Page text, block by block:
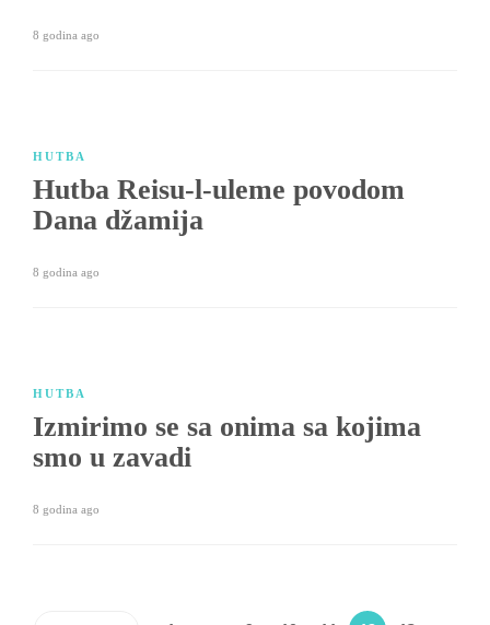
8 godina ago
HUTBA
Hutba Reisu-l-uleme povodom
Dana džamija
8 godina ago
HUTBA
Izmirimo se sa onima sa kojima
smo u zavadi
8 godina ago